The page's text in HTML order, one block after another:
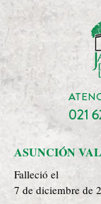
021
ASUNCIÓN
Falleció el
7 de diciembre de